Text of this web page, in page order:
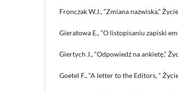
Fronczak W.J., “Zmiana nazwiska,”
Gieratowa E., “O listopisaniu zapiski
Giertych J., “Odpowiedź na ankietę,”
Goetel F., “A letter to the Editors, “